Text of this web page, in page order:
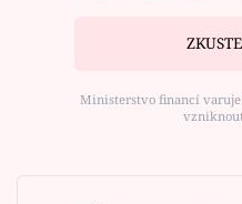
Ministerstvo financí